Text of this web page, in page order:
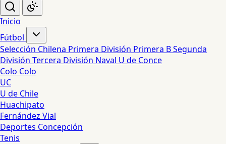
Inicio
Fútbol
Selección Chilena Primera División Primera BSegunda
División Tercera División Naval U de Conce
Colo Colo
UC
U de Chile
Huachipato
Fernández Vial
Deportes Concepción
Tenis